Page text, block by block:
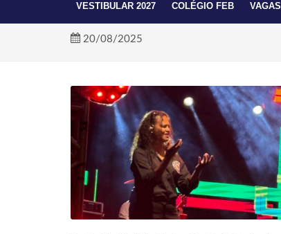
VESTIBULAR 2027 COLÉGIO FEB
20/08/2025